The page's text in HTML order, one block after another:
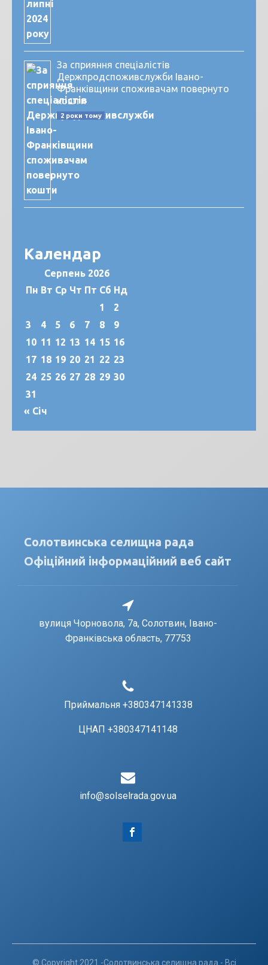
За сприяння спеціалістів
Держпродспоживслужби Івано-
Франківщини споживачам повернуто
кошти
2 роки тому
Календар
Серпень 2026
Пн Вт Ср Чт Пт Сб Нд
1
2
3
4 5 6 7 8
9
10 11 12 13 14 15 16
17 18 19 20 21 22 23
24 25 26 27 28 29 30
31
« Січ
Солотвинська селищна рада
Офіційний інформаційний веб сайт
вулиця Чорновола, 7a, Солотвин, Івано-
Франківська область, 77753
Приймальня +380347141338
ЦНАП +380347141148
info@solselrada.gov.ua
© Copyright 2021 -Солотвинська селищна рада - Всі